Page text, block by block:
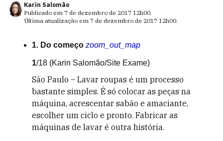
Karin Salomão
Publicado em 7 de dezembro de 2017 12h00.
Última atualização em 7 de dezembro de 2017 12h00.
1. Do começo zoom_out_map
1/18 (Karin Salomão/Site Exame)
São Paulo – Lavar roupas é um processo
bastante simples. É só colocar as peças na
máquina, acrescentar sabão e amaciante,
escolher um ciclo e pronto. Fabricar as
máquinas de lavar é outra história.